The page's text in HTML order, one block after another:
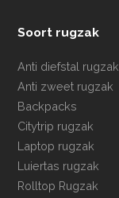
Soort rugzak
Anti diefstal rugzak
Anti zweet rugzak
Backpacks
Citytrip rugzak
Laptop rugzak
Luiertas rugzak
Rolltop Rugzak